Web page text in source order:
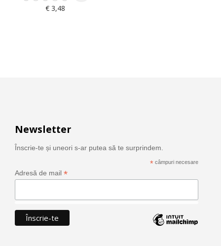
€3,48
Newsletter
Înscrie-te și uneori s-ar putea să te surprindem.
* câmpuri necesare
Adresă de mail *